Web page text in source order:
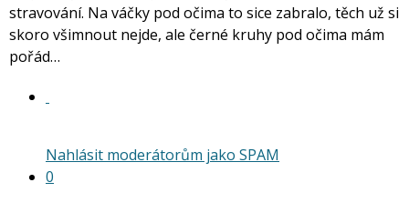
stravování. Na váčky pod očima to sice zabralo, těch už si
skoro všimnout nejde, ale černé kruhy pod očima mám
pořád…
Nahlásit moderátorům jako SPAM
0